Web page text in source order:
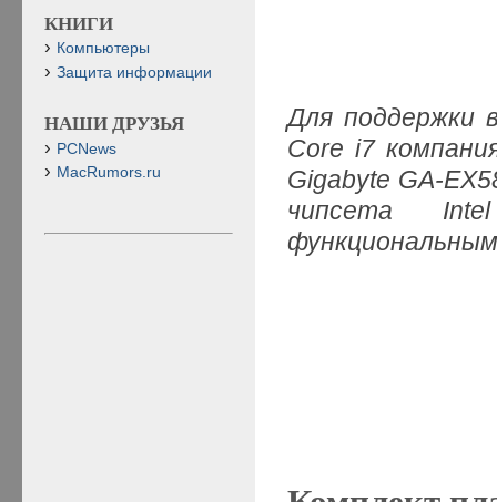
Для поддержки
Core i7
Gigabyte GA-
чипсета
КНИГИ
Компьютеры
Защита информации
НАШИ ДРУЗЬЯ
PCNews
MacRumors.ru